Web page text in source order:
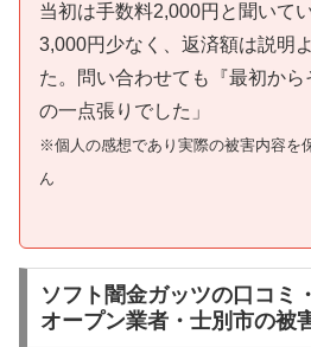
当初は手数料2,000円と聞いて
3,000円少なく、返済額は説明
た。問い合わせても『最初から
の一点張りでした」
※個人の感想であり実際の被害内容を
ん
ソフト闇金ガッツの口コミ
オープン業者・士別市の被